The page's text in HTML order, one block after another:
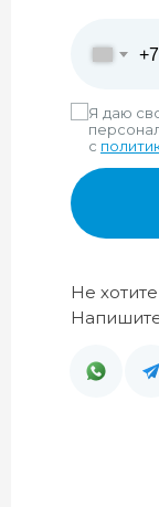
Не
+7
Я даю
с